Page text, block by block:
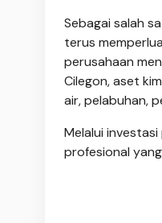
Sebagai salah
terus
perusahaan
Cilegon, aset
air, pelabuhan,
Melalui
profesional